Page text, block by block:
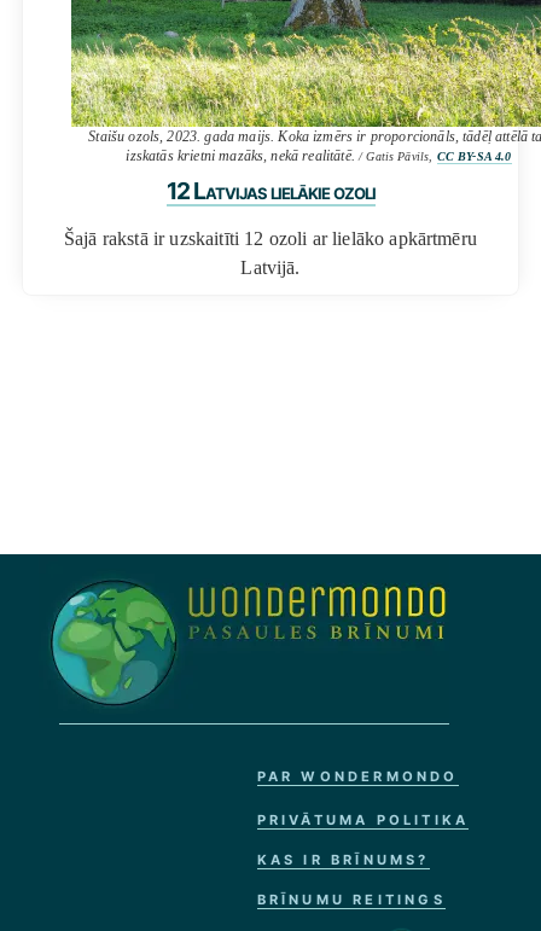
Staišu ozols, 2023. gada maijs. Koka izmērs ir proporcionāls, tādēļ attēlā
izskatās krietni mazāks, nekā realitātē./ Gatis Pāvils, CC BY-SA 4.0
12 Latvijas lielākie ozoli
Šajā rakstā ir uzskaitīti 12 ozoli ar lielāko apkārtmēru
Latvijā.
PAR WONDERMONDO
PRIVĀTUMA POLITIKA
KAS IR BRĪNUMS?
BRĪNUMU REITINGS